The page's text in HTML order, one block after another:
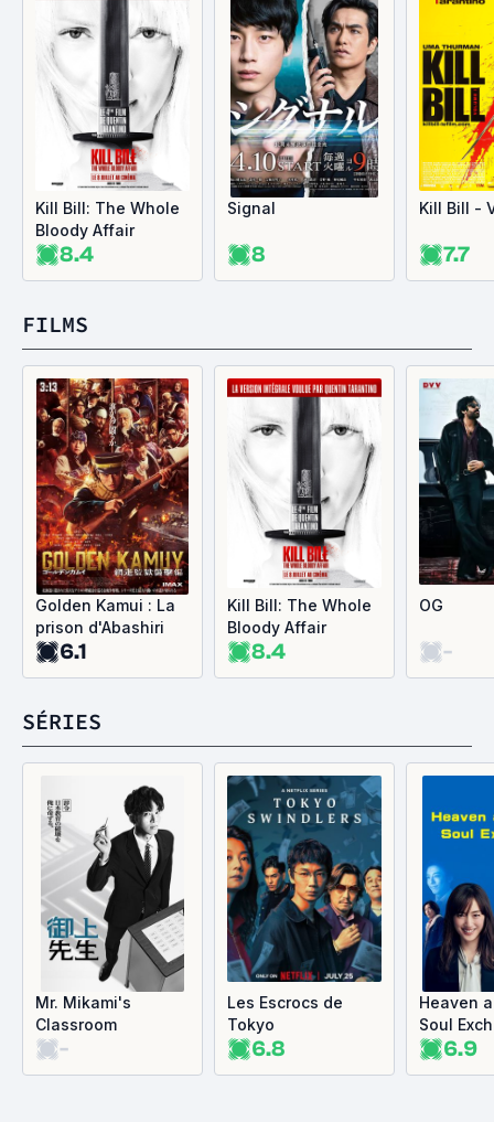
Kill Bill: The Whole
Bloody Affair
8.4
Signal
8
Kill Bill -
7.7
FILMS
Golden Kamui : La
prison d'Abashiri
6.1
Kill Bill: The Whole
Bloody Affair
8.4
OG
-
SÉRIES
Mr. Mikami's
Classroom
-
Les Escrocs de
Tokyo
6.8
Heaven
Soul
6.9